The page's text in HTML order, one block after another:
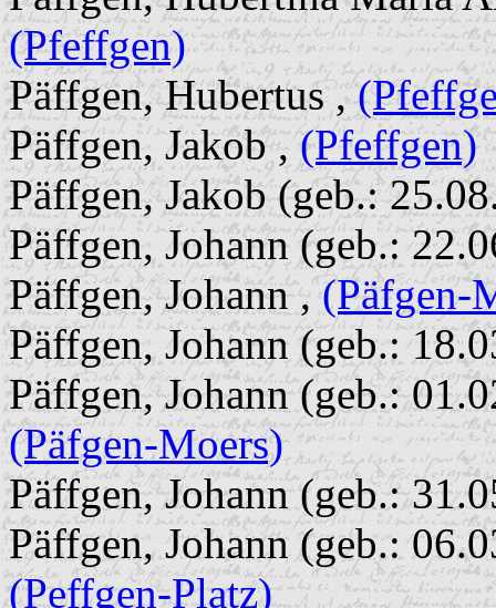
(Pfeffgen)
Päffgen, Hubertus ,
Päffgen, Jakob ,(Pfeffgen)
Päffgen, Jakob (geb.:
Päffgen, Johann (geb.:
Päffgen, Johann ,(Päfgen-
Päffgen, Johann (geb.:
Päffgen, Johann (geb.:
(Päfgen-Moers)
Päffgen, Johann (geb.:
Päffgen, Johann (geb.:
(Peffgen-Platz)